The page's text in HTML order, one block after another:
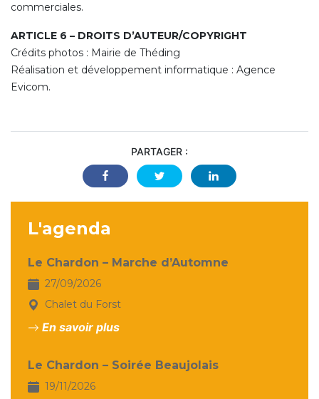
commerciales.
ARTICLE 6 – DROITS D’AUTEUR/COPYRIGHT
Crédits photos : Mairie de Théding
Réalisation et développement informatique : Agence
Evicom.
PARTAGER :
L'agenda
Le Chardon – Marche d’Automne
27/09/2026
Chalet du Forst
En savoir plus
Le Chardon – Soirée Beaujolais
19/11/2026